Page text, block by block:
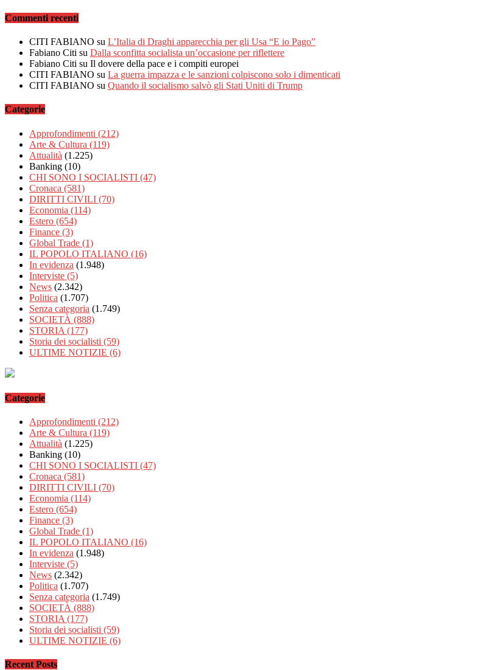
Commenti recenti
CITI FABIANO su L’Italia di Draghi apparecchia per gli Usa “E io Pago”
Fabiano Citi su Dalla sconfitta socialista un’occasione per riflettere
Fabiano Citi su Il dovere della pace e i compiti europei
CITI FABIANO su La guerra impazza e le sanzioni colpiscono solo i dimenticati
CITI FABIANO su Quando il socialismo salvò gli Stati Uniti di Trump
Categorie
Approfondimenti (212)
Arte & Cultura (119)
Attualità (1.225)
Banking (10)
CHI SONO I SOCIALISTI (47)
Cronaca (581)
DIRITTI CIVILI (70)
Economia (114)
Estero (654)
Finance (3)
Global Trade (1)
IL POPOLO ITALIANO (16)
In evidenza (1.948)
Interviste (5)
News (2.342)
Politica (1.707)
Senza categoria (1.749)
SOCIETÀ (888)
STORIA (177)
Storia dei socialisti (59)
ULTIME NOTIZIE (6)
Categorie
Approfondimenti (212)
Arte & Cultura (119)
Attualità (1.225)
Banking (10)
CHI SONO I SOCIALISTI (47)
Cronaca (581)
DIRITTI CIVILI (70)
Economia (114)
Estero (654)
Finance (3)
Global Trade (1)
IL POPOLO ITALIANO (16)
In evidenza (1.948)
Interviste (5)
News (2.342)
Politica (1.707)
Senza categoria (1.749)
SOCIETÀ (888)
STORIA (177)
Storia dei socialisti (59)
ULTIME NOTIZIE (6)
Recent Posts